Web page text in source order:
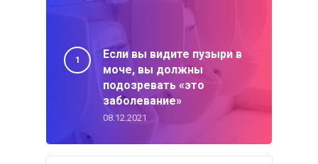
Если вы видите пузыри в
моче, вы должны
подозревать «это
заболевание»
08.12.2021